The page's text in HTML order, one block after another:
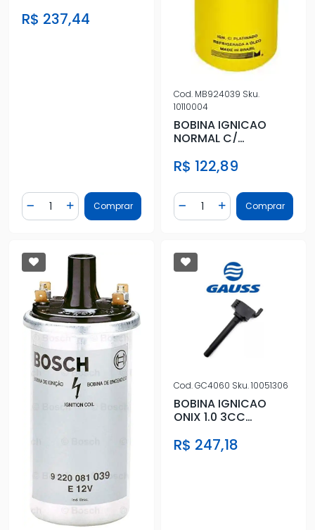
R$ 237,44
Diminuir Quantidade
Quantidade
Adicionar Quantidade
Comprar
Cod. MB924039 Sku.
10110004
BOBINA IGNICAO
NORMAL C/
R$ 122,89
Diminuir Quantidade
Quantidade
AdicionarComprar
Cod.GC4060 Sku.10051306
BOBINA IGNICAO
ONIX 1.0 3CC
ACIMA
R$ 247,18